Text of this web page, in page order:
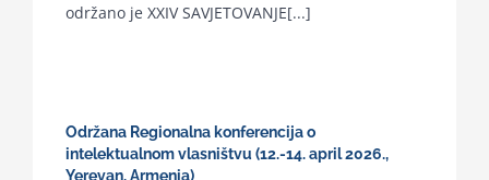
održano je XXIV SAVJETOVANJE[...]
Održana Regionalna konferencija o
intelektualnom vlasništvu (12.-14. april 2026.,
Yerevan, Armenia)